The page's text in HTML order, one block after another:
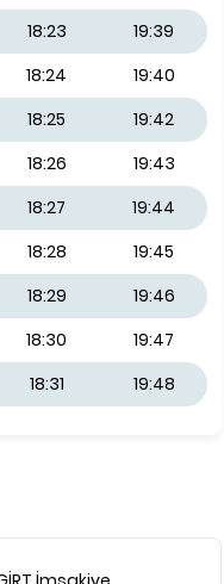
18:23
19:39
18:24
19:40
18:25
19:42
18:26
19:43
18:27
19:44
18:28
19:45
18:29
19:46
18:30
19:47
18:31 19:48